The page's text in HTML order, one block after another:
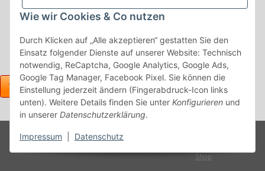
Wie wir Cookies & Co nutzen
Durch Klicken auf „Alle akzeptieren“ gestatten Sie den
Einsatz folgender Dienste auf unserer Website: Technisch
notwendig, ReCaptcha, Google Analytics, Google Ads,
Google Tag Manager, Facebook Pixel. Sie können die
Einstellung jederzeit ändern (Fingerabdruck-Icon links
unten). Weitere Details finden Sie unter Konfigurieren und
in unserer Datenschutzerklärung.
Impressum Datenschutz
Shop Informationen
Gesetzliche Informationen
* Alle Preise inkl. gesetzlicher USt., zzgl.
Shop